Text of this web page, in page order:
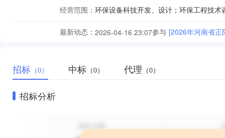
经营范围：
最新动态： 2026-04-16 23:07参与 [2026年河南省正
招标 （0） 中标 （0） 代理 （0）
招标分析